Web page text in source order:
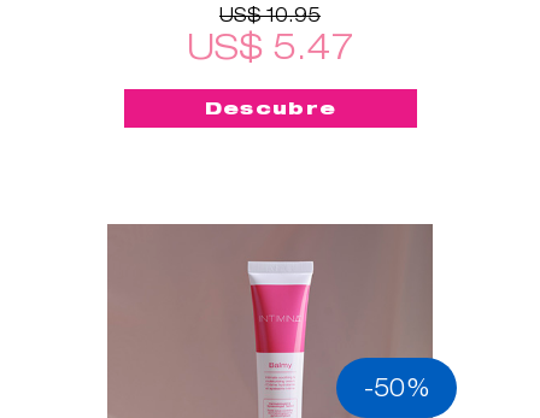
US$ 10.95
US$ 5.47
Descubre
-50%